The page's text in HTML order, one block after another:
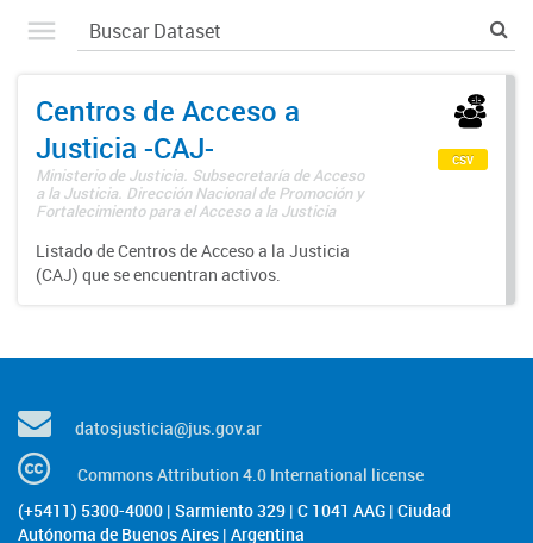
Centros de Acceso a
Justicia -CAJ-
Ministerio de Justicia. Subsecretaría de Acceso
a la Justicia. Dirección Nacional de Promoción y
Fortalecimiento para el Acceso a la Justicia
Listado de Centros de Acceso a la Justicia
(CAJ) que se encuentran activos.
csv
datosjusticia@jus.gov.ar
Commons Attribution 4.0 International license
(+5411) 5300-4000 | Sarmiento 329 | C 1041 AAG | Ciudad
Autónoma de Buenos Aires | Argentina